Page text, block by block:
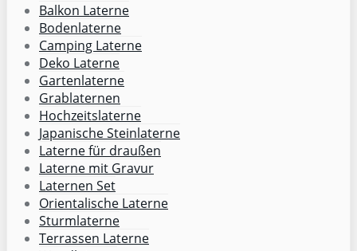
Balkon Laterne
Bodenlaterne
Camping Laterne
Deko Laterne
Gartenlaterne
Grablaternen
Hochzeitslaterne
Japanische Steinlaterne
Laterne für draußen
Laterne mit Gravur
Laternen Set
Orientalische Laterne
Sturmlaterne
Terrassen Laterne